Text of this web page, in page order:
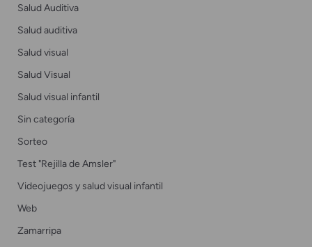
Salud Auditiva
Salud auditiva
Salud visual
Salud Visual
Salud visual infantil
Sin categoría
Sorteo
Test "Rejilla de Amsler"
Videojuegos y salud visual infantil
Web
Zamarripa